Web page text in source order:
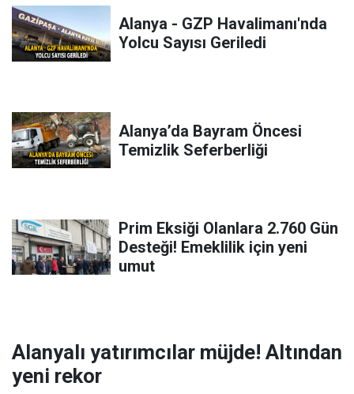
Alanya - GZP Havalimanı'nda
Yolcu Sayısı Geriledi
Alanya’da Bayram Öncesi
Temizlik Seferberliği
Prim Eksiği Olanlara 2.760 Gün
Desteği! Emeklilik için yeni
umut
Alanyalı yatırımcılar müjde! Altından
yeni rekor